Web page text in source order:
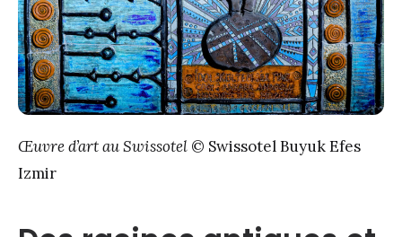
Œuvre d’art au Swissotel © Swissotel Buyuk Efes
Izmir